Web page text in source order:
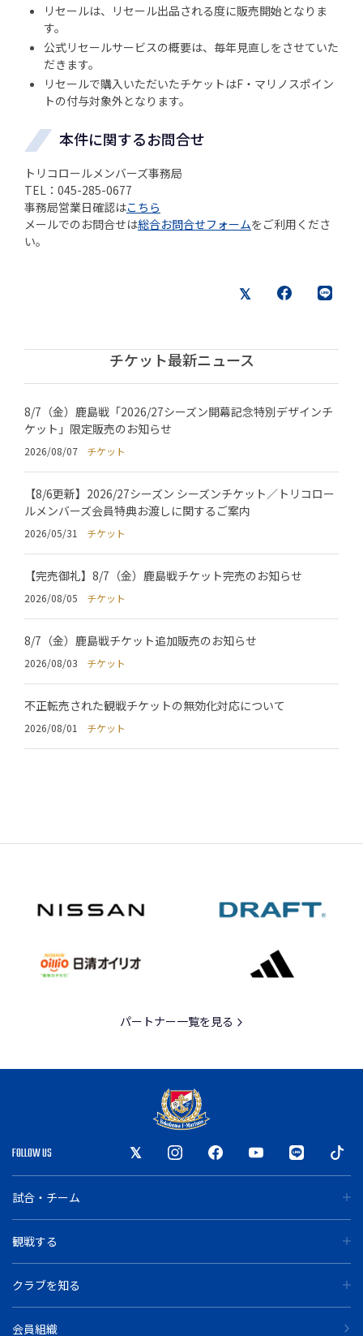
リセールは、リセール出品される度に販売開始となりま
す。
公式リセールサービスの概要は、毎年見直しをさせていた
だきます。
リセールで購入いただいたチケットはF・マリノスポイン
トの付与対象外となります。
本件に関するお問合せ
トリコロールメンバーズ事務局
TEL：045-285-0677
事務局営業日確認はこちら
メールでのお問合せは総合お問合せフォームをご利用くださ
い。
チケット最新ニュース
8/7（金）鹿島戦「2026/27シーズン開幕記念特別デザインチ
ケット」限定販売のお知らせ
2026/08/07 チケット
【8/6更新】2026/27シーズン シーズンチケット／トリコロー
ルメンバーズ会員特典お渡しに関するご案内
2026/05/31 チケット
【完売御礼】8/7（金）鹿島戦チケット完売のお知らせ
2026/08/05 チケット
8/7（金）鹿島戦チケット追加販売のお知らせ
2026/08/03 チケット
不正転売された観戦チケットの無効化対応について
2026/08/01 チケット
パートナー一覧を見る
FOLLOW US
試合・チーム
観戦する
クラブを知る
会員組織